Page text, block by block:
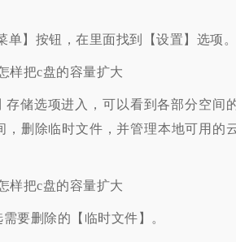
】按钮，在里面找到【设置】选项。
储选项进入，可以看到各部分空间
删除临时文件，并管理本地可用的
要删除的【临时文件】。